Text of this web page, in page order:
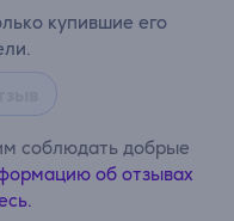
купившие его
соблюдать добрые
об отзывах